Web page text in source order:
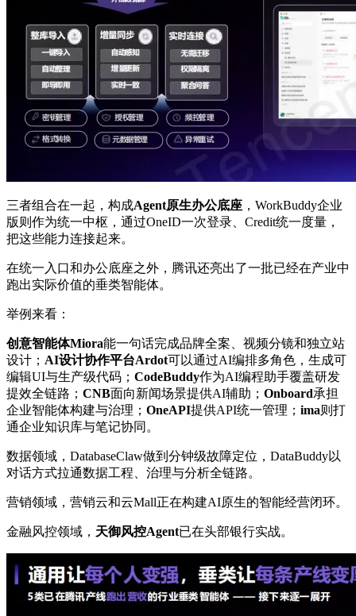
三者组合在一起，构成Agent原生办公底座 ，WorkBuddy企业
版则作为统一中枢，通过OneID一次登录、Credit统一度量，
把这些能力连接起来。
在统一入口和办公底座之外，腾讯还亮出了一批已经在产业中
跑出实际价值的垂类智能体。
举例来看：
创意智能体Miora能一句话完成品牌全案、视频分镜和独立站
设计； AI设计协作平台Ardot可以通过AI编排多角色，生成可
编辑UI与生产级代码； CodeBuddy作为AI编程助手覆盖研发
提效全链路； CNB面向新闻场景提供AI辅助； Onboard承担
企业智能体构建与治理； OneAPI提供API统一管理； ima则打
通企业知识库与笔记协同。
数据领域，DatabaseClaw做到分钟级故障定位，DataBuddy以
对话方式拉通数据工程、治理与分析全链路。
营销领域，营销云和云Mall正在构建AI原生的智能经营闭环。
金融风控领域， 天御风控Agent已在头部银行实战。